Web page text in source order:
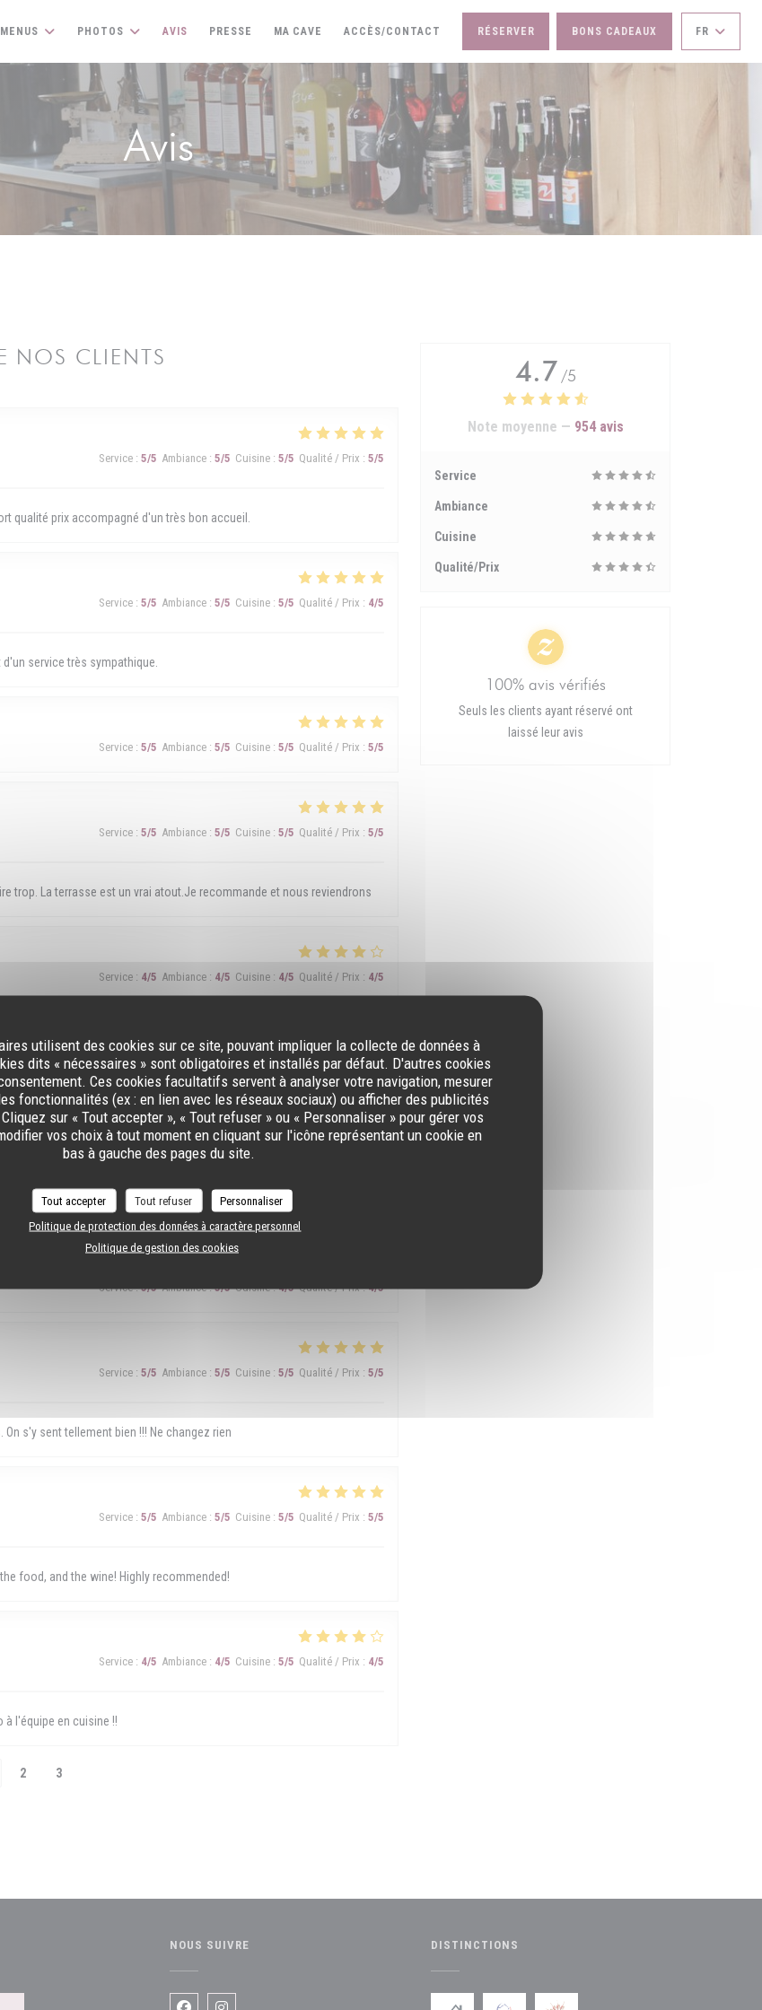
utilisent des cookies sur ce site, pouvant impliquer la collecte de données à
dits « nécessaires » sont obligatoires et installés par défaut. D'autres cookies
Ces cookies facultatifs servent à analyser votre navigation, mesurer
fonctionnalités (ex : en lien avec les réseaux sociaux) ou afficher des publicités
sur « Tout accepter », « Tout refuser » ou « Personnaliser » pour gérer vos
vos choix à tout moment en cliquant sur l'icône représentant un cookie en
bas à gauche des pages du site.
Tout accepter Tout refuser
Personnaliser
Politique de protection des données à caractère personnel
Politique de gestion des cookies
PHOTOS AVIS PRESSE MA CAVE ((OUVRE UNE NOUVELLE FENÊTRE))
ACCÈS/CONTACT RÉSERVER BONS CADEAUX FR
Avis
NOS CLIENTS
Service : 5/5 Ambiance : 5/5 Cuisine : 5/5 Qualité / Prix : 5/5
qualité prix accompagné d'un très bon accueil.
Service : 5/5 Ambiance : 5/5 Cuisine : 5/5 Qualité / Prix : 4/5
service très sympathique.
Service : 5/5 Ambiance : 5/5 Cuisine : 5/5 Qualité / Prix : 5/5
Service : 5/5 Ambiance : 5/5 Cuisine : 5/5 Qualité / Prix : 5/5
trop. La terrasse est un vrai atout.Je recommande et nous reviendrons
Service : 4/5 Ambiance : 4/5 Cuisine : 4/5 Qualité / Prix : 4/5
petits morceaux de frites
Service: 5/5 Ambiance: 4/5 Cuisine: 5/5 Qualité / Prix: 5/5
! Merci au Patron pour son professionnalisme et son sourire !! Je
Service: 5/5 Ambiance: 5/5 Cuisine: 4/5 Qualité / Prix: 4/5
Service : 5/5 Ambiance : 5/5 Cuisine : 5/5 Qualité / Prix : 5/5
s'y sent tellement bien !!! Ne changez rien
Service : 5/5 Ambiance : 5/5 Cuisine : 5/5 Qualité / Prix : 5/5
food, and the wine! Highly recommended!
Service : 4/5 Ambiance : 4/5 Cuisine : 5/5 Qualité / Prix : 4/5
à l'équipe en cuisine !!
2 3
4.7 /5
Note moyenne — 954 avis
Service
Ambiance
Cuisine
Qualité/Prix
100% avis vérifiés
Seuls les clients ayant réservé ont
laissé leur avis
NOUS SUIVRE DISTINCTIONS